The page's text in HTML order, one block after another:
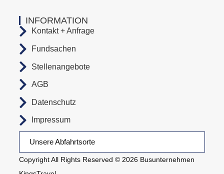
Copyright All Rights Reserved © 2026 Busunternehmen
Unsere Abfahrtsorte
INFORMATION
Kontakt + Anfrage
Fundsachen
Stellenangebote
AGB
Datenschutz
Impressum